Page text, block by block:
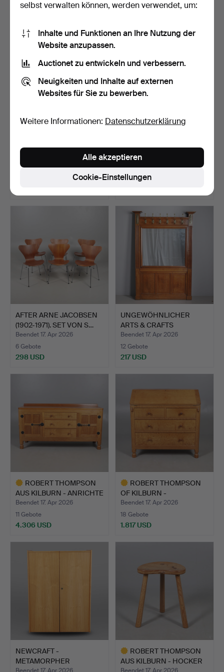
16 Gebote
3 Gebote
19THC ARTS & CRAFTS
KONSOLENTISCH AUS
NUSS…
Beendet 17. Apr 2026
PAAR MODERNE
BÜCHERREGALE AUS
EICHENHOLZ.
Beendet 17. Apr 2026
18 Gebote
AFTER ARNE JACOBSEN
(1902-1971). SET VON S…
Beendet 17. Apr 2026
6 Gebote
298 USD
UNGEWÖHNLICHER
ARTS & CRAFTS
FLURSTÄNDER A…
Beendet 17. Apr 2026
12 Gebote
217 USD
ROBERT THOMPSON
AUS KILBURN - ANRICHTE
„MO…
Beendet 17. Apr 2026
11 Gebote
4.306 USD
Objekt
ROBERT THOMPSON
OF KILBURN -
'MOUSEMAN' SE…
Beendet 17. Apr 2026
18 Gebote
1.817 USD
NEWCRAFT -
METAMORPHER
Beendet 17. Apr 2026
ROBERT THOMPSON
AUS KILBURN - HOCKER
Beendet 17. Apr 2026
selbst verwalten können, werden verwendet, um:
Inhalte und Funktionen an Ihre Nutzung der
Website anzupassen.
Auctionet zu entwickeln und verbessern.
Neuigkeiten und Inhalte auf externen
Websites für Sie zu bewerben.
Weitere Informationen: Datenschutzerklärung
Cookie-Einstellungen
Alle akzeptieren